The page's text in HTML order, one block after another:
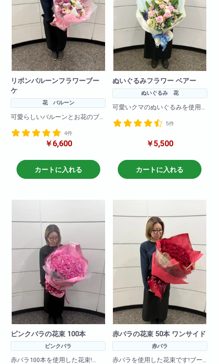
リボンバルーンフラワーブー
ケ
花 バルーン
可愛らしいバルーンとお花のブ
バルーンに流行りのリボンをつ
けてより可愛く！
ください!
※写真はイメージです
4件
￥6,600
カートに入れる
ぬいぐるみフラワー ベアー
ぬいぐるみ 花
可愛いクマのぬいぐるみを使用
大きさもちょうど良いサイズに
プレゼントのお供に是非ご検討
※写真はイメージです
仕入れ状況により花材は変動い
5件
￥5,500
カートに入れる
ピンクバラの花束 100本
ピンクバラ
赤バラ100本を使用した花束!
赤バラの花束 50本 ワンサイド
赤バラ
赤バラを使用した花束です!ブー